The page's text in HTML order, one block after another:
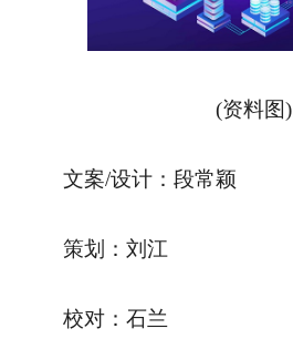
(资料图)
文案/设计：段常颖
策划：刘江
校对：石兰